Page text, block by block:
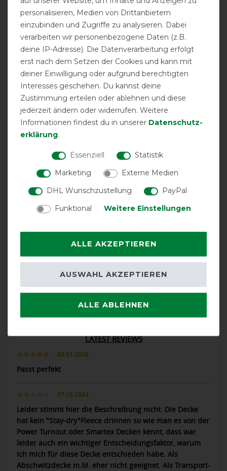
GOOD
Bucas Therapy Cooler -
Navy/Orange
Product Rating
4/5
calculated from 5 customer reviews
Positive
60%
Neutral
20%
20%
LATEST REVIEWS
03.01.2026
Passt perfekt
07.10.2024
Leider stimmt hier die Beschreibung nicht. Die Decke
hat kein "Stay-dry"Fleece drinnen so wie man es von der
Power Turnout oder Smartex Decken kennt, dass war
leider auch ein wichtiger Entscheidungsfaktor, warum
ich mich für diese Decke entschieden habe. Als
Abschwitzdecke m.M. eher nicht geeignet. Als Transport-
personalisieren, Medien von Drittanbietern
einzubinden und Zugriffe zu analysieren. Dabei
verarbeiten wir personenbezogene Daten (z.B.
deine IP-Adresse). Die Datenverarbeitung erfolgt
erst nach dem Setzen der Cookies und kann mit
deiner Einwilligung oder aufgrund berechtigten
Interesses geschehen. Du kannst deine
Zustimmung erteilen oder ablehnen und diese
jederzeit ändern oder widerrufen. Weitere
Informationen findest du in unserer Daten­schutz­
erklärung.
Essenziell
Statistik
Marketing
Externe Medien
DHL Wunschzustellung
PayPal
Funktional
Weitere Einstellungen
ALLE AKZEPTIEREN
ALLE ABLEHNEN
AUSWAHL AKZEPTIEREN